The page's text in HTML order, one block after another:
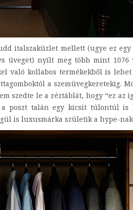
italszaküzlet mellett (ugye ez
üveget) nyílt meg több mint 1076
való kollabos termékekből is
a szemüvegkeretekig.
szedte le a réztáblát, hogy “ez az
poszt talán egy kicsit túlontúl is
is luxusmárka születik a hype-